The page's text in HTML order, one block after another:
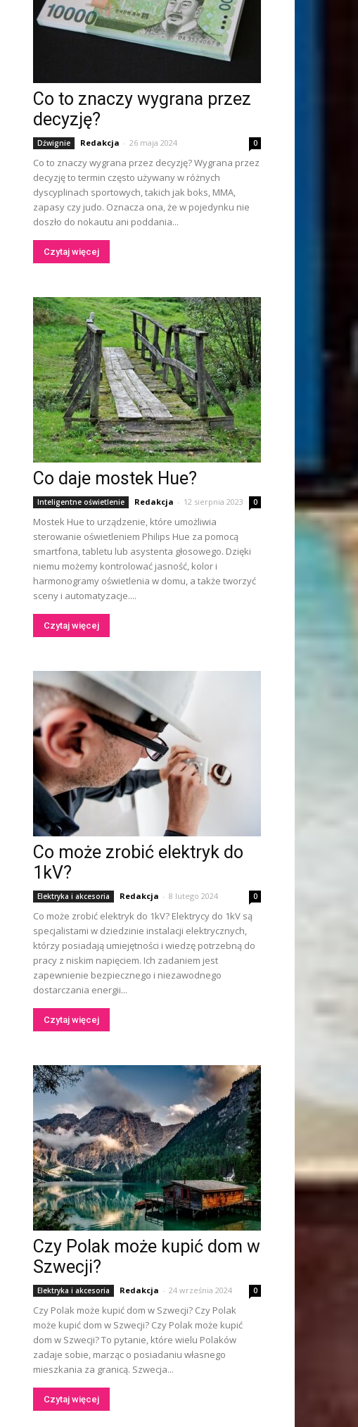
Co to znaczy wygrana przez
decyzję?
Dźwignie Redakcja - 26 maja 2024 0
Co to znaczy wygrana przez decyzję? Wygrana przez
decyzję to termin często używany w różnych
dyscyplinach sportowych, takich jak boks, MMA,
zapasy czy judo. Oznacza ona, że w pojedynku nie
doszło do nokautu ani poddania...
Czytaj więcej
Co daje mostek Hue?
Inteligentne oświetlenie Redakcja - 12 sierpnia 2023 0
Mostek Hue to urządzenie, które umożliwia
sterowanie oświetleniem Philips Hue za pomocą
smartfona, tabletu lub asystenta głosowego. Dzięki
niemu możemy kontrolować jasność, kolor i
harmonogramy oświetlenia w domu, a także tworzyć
sceny i automatyzacje....
Czytaj więcej
Co może zrobić elektryk do
1kV?
Elektryka i akcesoria Redakcja - 8 lutego 2024 0
Co może zrobić elektryk do 1kV? Elektrycy do 1kV są
specjalistami w dziedzinie instalacji elektrycznych,
którzy posiadają umiejętności i wiedzę potrzebną do
pracy z niskim napięciem. Ich zadaniem jest
zapewnienie bezpiecznego i niezawodnego
dostarczania energii...
Czytaj więcej
Czy Polak może kupić dom w
Szwecji?
Elektryka i akcesoria Redakcja - 24 września 2024 0
Czy Polak może kupić dom w Szwecji? Czy Polak
może kupić dom w Szwecji? Czy Polak może kupić
dom w Szwecji? To pytanie, które wielu Polaków
zadaje sobie, marząc o posiadaniu własnego
mieszkania za granicą. Szwecja...
Czytaj więcej